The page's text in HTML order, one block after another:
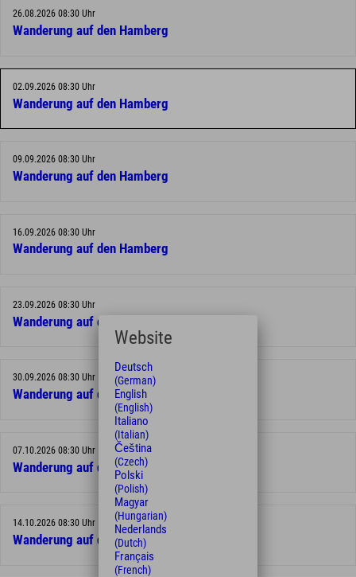
26.08.2026 08:30 Uhr
Wanderung auf den Hamberg
02.09.2026 08:30 Uhr
Wanderung auf den Hamberg
09.09.2026 08:30 Uhr
Wanderung auf den Hamberg
16.09.2026 08:30 Uhr
Wanderung auf den Hamberg
23.09.2026 08:30 Uhr
Wanderung auf den Hamberg
30.09.2026 08:30 Uhr
Wanderung auf den Hamberg
07.10.2026 08:30 Uhr
Wanderung auf den Hamberg
14.10.2026 08:30 Uhr
Wanderung auf den Hamberg
Website
Deutsch
(German)
English
(English)
Italiano
(Italian)
Čeština
(Czech)
Polski
(Polish)
Magyar
(Hungarian)
Nederlands
(Dutch)
Français
(French)